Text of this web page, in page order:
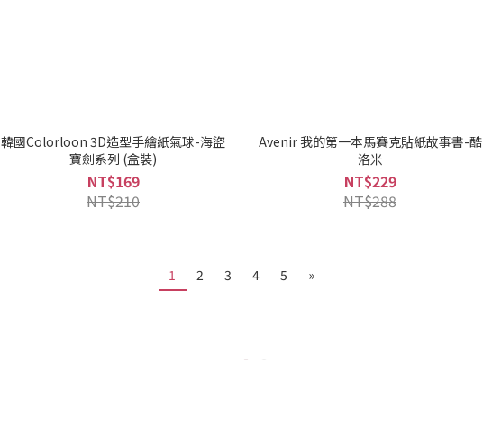
韓國Colorloon 3D造型手繪紙氣球-海盜
寶劍系列 (盒裝)
NT$169
NT$210
Avenir 我的第一本馬賽克貼紙故事書-酷
洛米
NT$229
NT$288
1 2 3 4 5 »